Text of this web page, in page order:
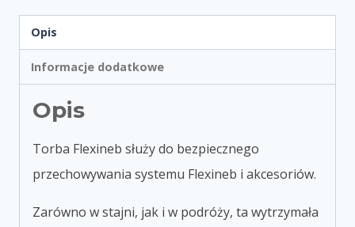
Opis
Informacje dodatkowe
Opis
Torba Flexineb służy do bezpiecznego
przechowywania systemu Flexineb i akcesoriów.
Zarówno w stajni, jak i w podróży, ta wytrzymała